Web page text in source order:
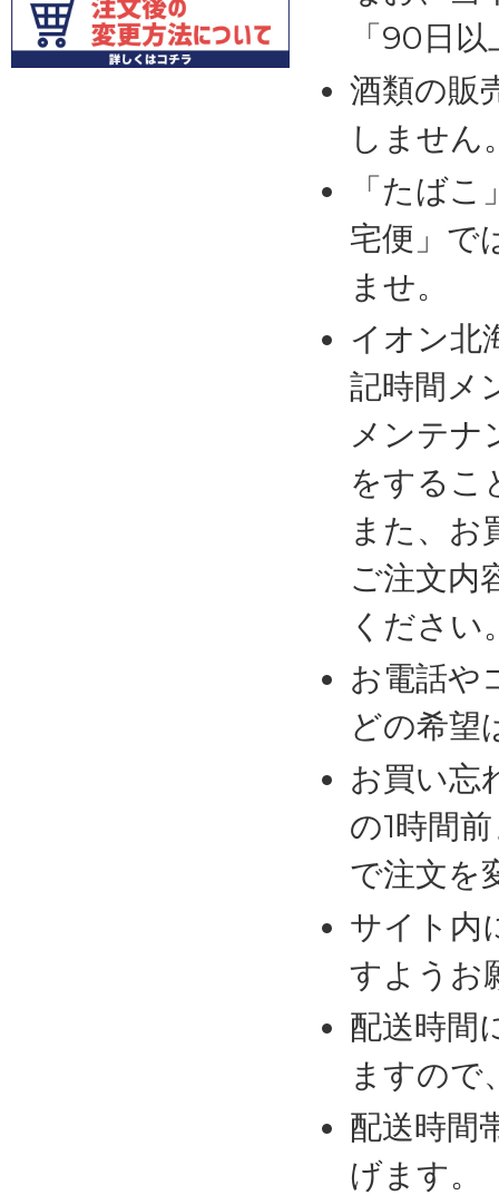
「90日
酒類の販
しません
「たば
宅便」で
ませ。
イオン北
記時間メ
メンテナ
をするこ
また、お
ご注文内
ください
お電話や
どの希望
お買い忘
の1時間
で注文を
サイト内
すようお
配送時間
ますので
配送時間
げます。